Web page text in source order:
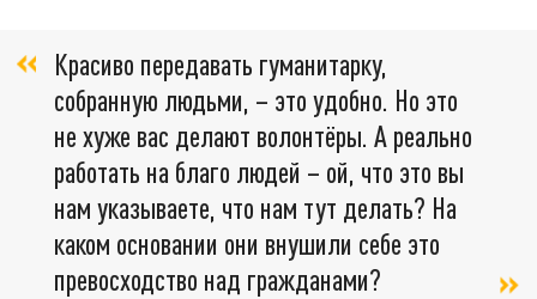
Красиво передавать гуманитарку,
собранную людьми, – это удобно. Но это
не хуже вас делают волонтёры. А реально
работать на благо людей – ой, что это вы
нам указываете, что нам тут делать? На
каком основании они внушили себе это
превосходство над гражданами?